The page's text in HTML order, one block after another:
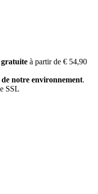
à partir de € 54,90
de notre environnement.
SSL